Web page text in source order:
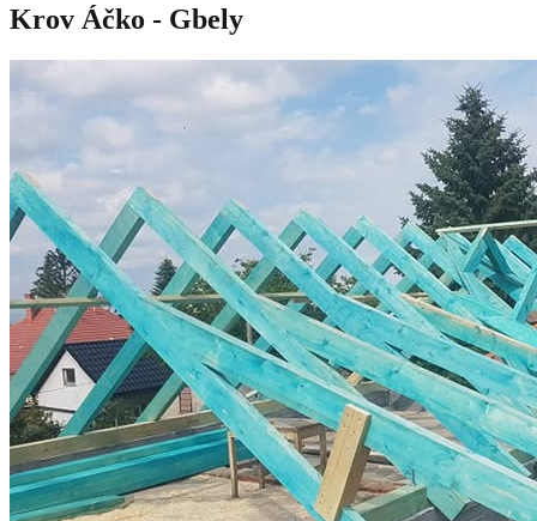
Krov Áčko - Gbely